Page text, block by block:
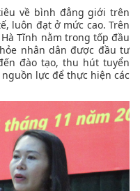
về bình đẳng giới trên
luôn đạt ở mức cao. Trên
Tĩnh nằm trong tốp đầu
nhân dân được đầu tư
đào tạo, thu hút tuyển
lực để thực hiện các